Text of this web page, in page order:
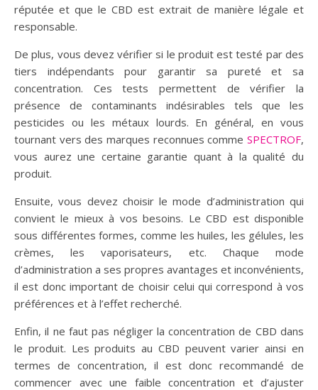
réputée et que le CBD est extrait de manière légale et
responsable.
De plus, vous devez vérifier si le produit est testé par des
tiers indépendants pour garantir sa pureté et sa
concentration. Ces tests permettent de vérifier la
présence de contaminants indésirables tels que les
pesticides ou les métaux lourds. En général, en vous
tournant vers des marques reconnues comme SPECTROF,
vous aurez une certaine garantie quant à la qualité du
produit.
Ensuite, vous devez choisir le mode d’administration qui
convient le mieux à vos besoins. Le CBD est disponible
sous différentes formes, comme les huiles, les gélules, les
crèmes, les vaporisateurs, etc. Chaque mode
d’administration a ses propres avantages et inconvénients,
il est donc important de choisir celui qui correspond à vos
préférences et à l’effet recherché.
Enfin, il ne faut pas négliger la concentration de CBD dans
le produit. Les produits au CBD peuvent varier ainsi en
termes de concentration, il est donc recommandé de
commencer avec une faible concentration et d’ajuster